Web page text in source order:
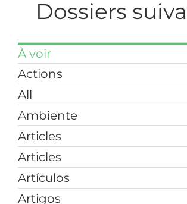
Dossiers
À voir
Actions
All
Ambiente
Articles
Articles
Artículos
Artigos